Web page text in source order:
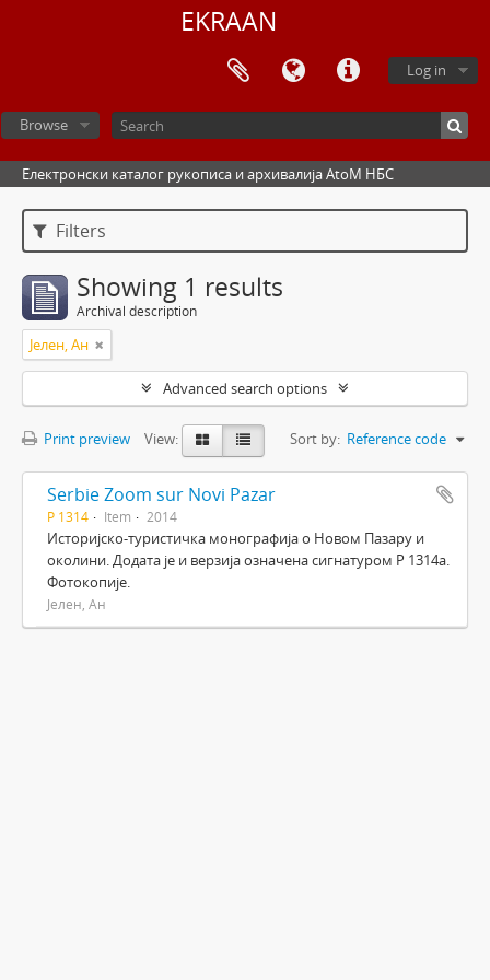
EKRAAN
Log in
Browse
Електронски каталог рукописа и архивалија AtoM НБС
Filters
Showing 1 results
Archival description
Јелен, Ан
Advanced search options
Print preview View: Sort by: Reference code
Serbie Zoom sur Novi Pazar
Р 1314 Item 2014
Историјско-туристичка монографија о Новом Пазару и
околини. Додата је и верзија означена сигнатуром Р 1314а.
Фотокопије.
Јелен, Ан